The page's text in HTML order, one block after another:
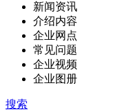
新闻资讯
介绍内容
企业网点
常见问题
企业视频
企业图册
搜索